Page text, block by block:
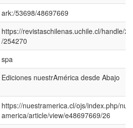
ark:/53698/48697669
https://revistaschilenas.uchile.cl/handle/
/254270
spa
Ediciones nuestrAmérica desde Abajo
https://nuestramerica.cl/ojs/index.php/
america/article/view/e48697669/26